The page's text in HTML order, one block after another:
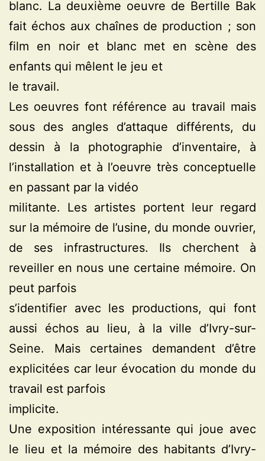
blanc. La deuxième oeuvre de Bertille Bak
fait échos aux chaînes de production ; son
film en noir et blanc met en scène des
enfants qui mêlent le jeu et
le travail.
Les oeuvres font référence au travail mais
sous des angles d’attaque différents, du
dessin à la photographie d’inventaire, à
l’installation et à l’oeuvre très conceptuelle
en passant par la vidéo
militante. Les artistes portent leur regard
sur la mémoire de l’usine, du monde ouvrier,
de ses infrastructures. Ils cherchent à
reveiller en nous une certaine mémoire. On
peut parfois
s’identifier avec les productions, qui font
aussi échos au lieu, à la ville d’Ivry-sur-
Seine. Mais certaines demandent d’être
explicitées car leur évocation du monde du
travail est parfois
implicite.
Une exposition intéressante qui joue avec
le lieu et la mémoire des habitants d’Ivry-